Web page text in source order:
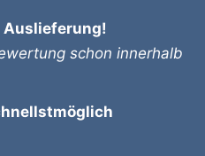
Auslieferung!
schon innerhalb